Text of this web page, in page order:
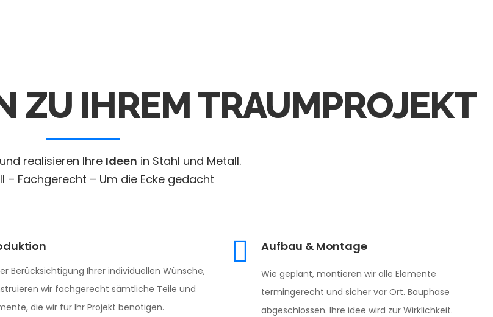
ZU IHREM TRAUMPROJEKT
realisieren Ihre Ideen in Stahl und Metall.
– Fachgerecht – Um die Ecke gedacht
Berücksichtigung Ihrer individuellen Wünsche,
wir fachgerecht sämtliche Teile und
die wir für Ihr Projekt benötigen.
Aufbau & Montage
Wie geplant, montieren wir alle Elemente
termingerecht und sicher vor Ort. Bauphase
abgeschlossen. Ihre idee wird zur Wirklichkeit.